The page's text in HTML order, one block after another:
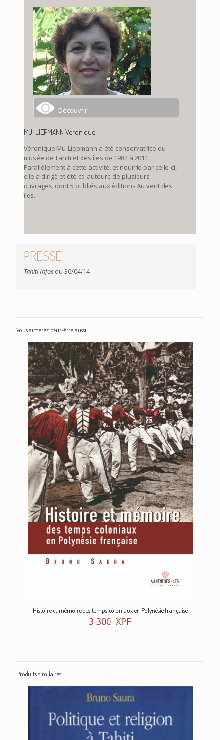
Découvrir
MU-LIEPMANN Véronique
Véronique Mu-Liepmann a été conservatrice du
musée de Tahiti et des îles de 1982 à 2011.
Parallèlement à cette activité, et nourrie par celle-ci,
elle a dirigé et été co-auteure de plusieurs
ouvrages, dont 5 publiés aux éditions Au vent des
îles.
PRESSE
Tahiti Infos du 30/04/14
Vous aimerez peut-être aussi…
Histoire et mémoire des temps coloniaux en Polynésie française
3 300 XPF
Produits similaires